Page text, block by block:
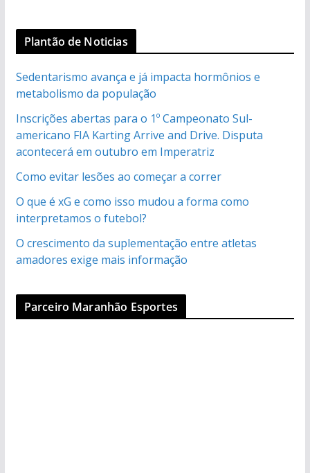
Plantão de Noticias
Sedentarismo avança e já impacta hormônios e
metabolismo da população
Inscrições abertas para o 1º Campeonato Sul-
americano FIA Karting Arrive and Drive. Disputa
acontecerá em outubro em Imperatriz
Como evitar lesões ao começar a correr
O que é xG e como isso mudou a forma como
interpretamos o futebol?
O crescimento da suplementação entre atletas
amadores exige mais informação
Parceiro Maranhão Esportes